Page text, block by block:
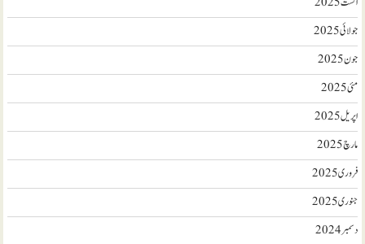
جولائی 2025
جون 2025
مئی 2025
اپریل 2025
مارچ 2025
فروری 2025
جنوری 2025
دسمبر 2024